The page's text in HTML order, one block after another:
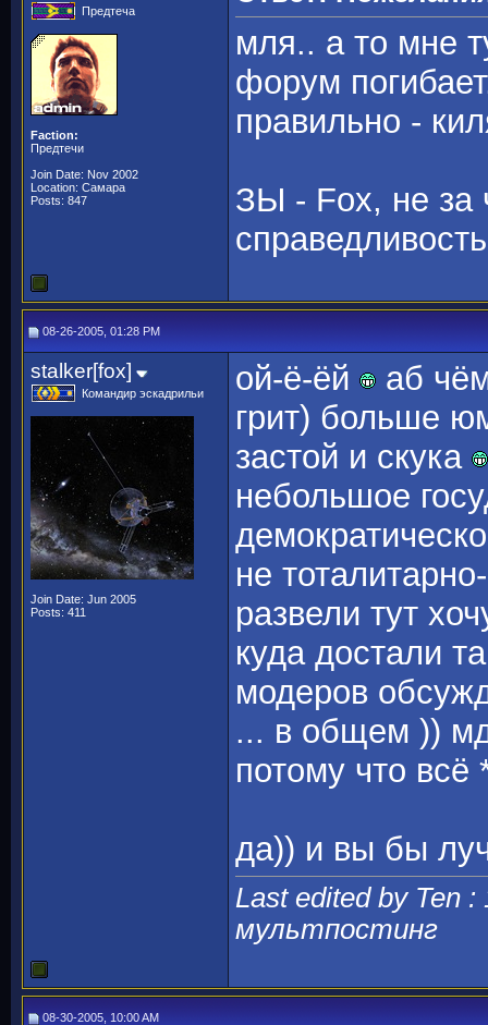
Предтеча
Faction:
Предтечи
Join Date: Nov 2002
Location: Самара
Posts: 847
мля.. а то мне
форум
правильно -
ЗЫ - Fox, не за
08-26-2005, 01:28 PM
stalker[fox]
Командир эскадрильи
Join Date: Jun 2005
Posts: 411
ой-ё-ёй
аб
грит) больше
застой и скука
небольшое
не
развели тут
куда достали
модеров
... в общем ))
потому что
да)) и вы бы
Last edited by Ten
мультпостинг
08-30-2005, 10:00 AM